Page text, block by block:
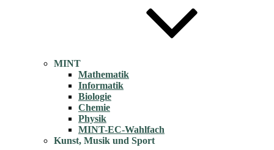
MINT
Mathematik
Informatik
Biologie
Chemie
Physik
MINT-EC-Wahlfach
Kunst, Musik und Sport